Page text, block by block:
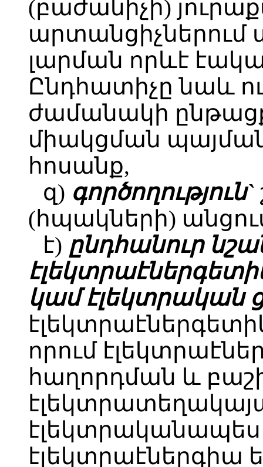
(բաժանիչի)
արտանցիչներում
լարման որևէ
Ընդհատիչը նաև
ժամանակի
միակցման
հոսանք,
զ) գործողություն`
(հպակների)
է) ընդհանուր
կամ էլեկտրական
որում
հաղորդման և